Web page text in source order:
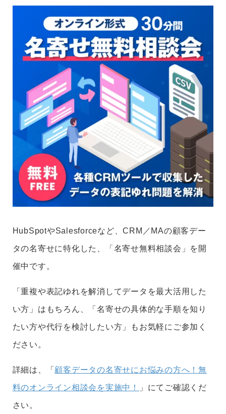
HubSpotやSalesforceなど、CRM／MAの顧客デー
タの名寄せに特化した、「名寄せ無料相談会」を開
催中です。
「重複や表記ゆれを解消してデータを最大活用した
い方」はもちろん、「名寄せの具体的な手順を知り
たい方や代行を検討したい方」もお気軽にご参加く
ださい。
詳細は、「 顧客データの名寄せにお悩みの方へ！無
料のオンライン相談会を実施中！ 」にてご確認くだ
さい。